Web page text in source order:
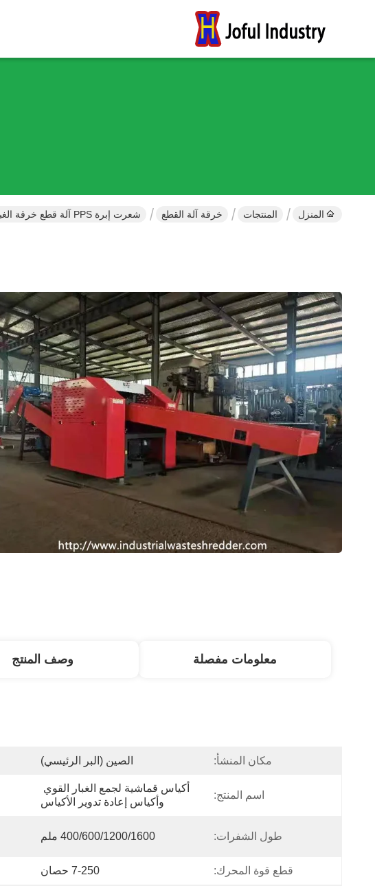
المنزل المنتجات خرقة آلة القطع شعرت إبرة PPS آلة قطع خرقة الغبار كيس القماش التقطيع الملتوية شفرة دوارة
معلومات مفصلة وصف المنتج
مكان المنشأ: الصين (البر الرئيسي)
اسم المنتج:
وأكياس إعادة تدوير الأكياس
طول الشفرات: 400/600/1200/1600 ملم
قطع قوة المحرك: 7-250 حصان